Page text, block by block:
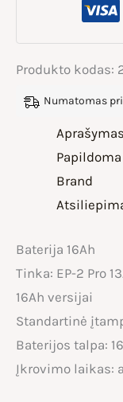
Produkto kodas:
Numatomas
Aprašymas
Brand
Baterija 16Ah
Tinka: EP-2 Pro
16Ah versijai
Standartinė
Baterijos talpa:
Įkrovimo laikas: